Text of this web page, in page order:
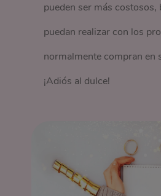
pueden ser más costosos,
puedan realizar con los
normalmente compran en
¡Adiós al dulce!